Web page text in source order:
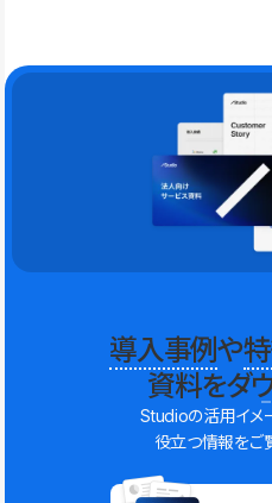
導入事例や
資料をダ
Studioの活用イメ
役立つ情報をご